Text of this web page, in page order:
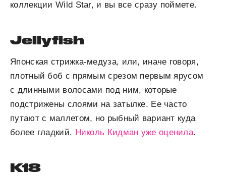
коллекции Wild Star, и вы все сразу поймете.
Jellyfish
Японская стрижка-медуза, или, иначе говоря,
плотный боб с прямым срезом первым ярусом
с длинными волосами под ним, которые
подстрижены слоями на затылке. Ее часто
путают с маллетом, но рыбный вариант куда
более гладкий. Николь Кидман уже оценила.
K18